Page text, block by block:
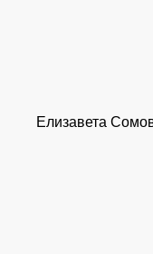
Елизавета